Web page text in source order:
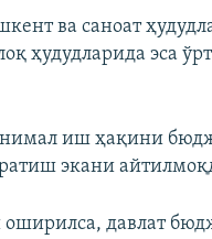
ва саноат
ҳудудларида эса
иш ҳақини
экани
давлат